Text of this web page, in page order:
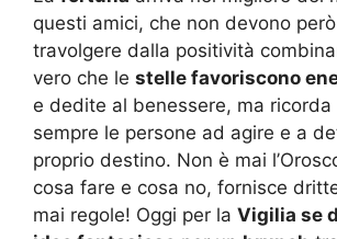
questi amici, che non devono
travolgere dalla positività
vero che le stelle favoriscono
e dedite al benessere, ma ricorda
sempre le persone ad agire e a
proprio destino. Non è mai
cosa fare e cosa no, fornisce
mai regole! Oggi per la Vigilia se